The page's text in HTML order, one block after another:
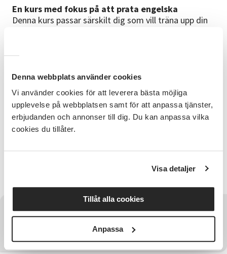
Denna webbplats använder cookies
Vi använder cookies för att leverera bästa möjliga
upplevelse på webbplatsen samt för att anpassa tjänster,
erbjudanden och annonser till dig. Du kan anpassa vilka
cookies du tillåter.
Visa detaljer
Tillåt alla cookies
Anpassa
En kurs med fokus på att prata engelska
Denna kurs passar särskilt dig som vill träna upp din
Det finns möjlighet till privatundervisning. Kursen
kostar då 2 800 kr för åtta ggr á 45 min. Kontakta
Kundtjänst 010-33 00 900 vid intresse.
Anmälningsinformation
Observera att vi regelrätt inte skickar någon
anmälan, annat än det autosvar du får om att din
anmälan är skickad. Vi skickar kallelse/faktura 1-2
Har du några frågor?